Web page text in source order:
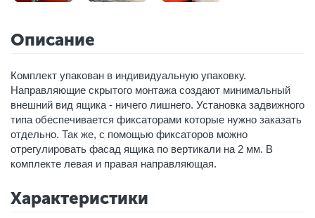
Описание
Комплект упакован в индивидуальную упаковку.
Направляющие скрытого монтажа создают минимальный
внешний вид ящика - ничего лишнего. Установка задвижного
типа обеспечивается фиксаторами которые нужно заказать
отдельно. Так же, с помощью фиксаторов можно
отрегулировать фасад ящика по вертикали на 2 мм. В
комплекте левая и правая направляющая.
Характеристики